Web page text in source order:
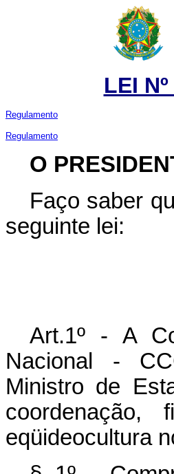
LEI
Regulamento
Regulamento
O
Faço saber
seguinte lei:
Art.1º - A
Nacional -
Ministro de
coordenação,
eqüideocultura